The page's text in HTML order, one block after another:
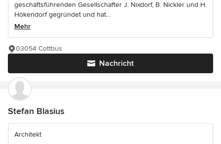
geschäftsführenden Gesellschafter J. Nixdorf, B. Nickler und H.
Hökendorf gegründet und hat...
Mehr
Nachricht
03054 Cottbus
Stefan Blasius
Architekt